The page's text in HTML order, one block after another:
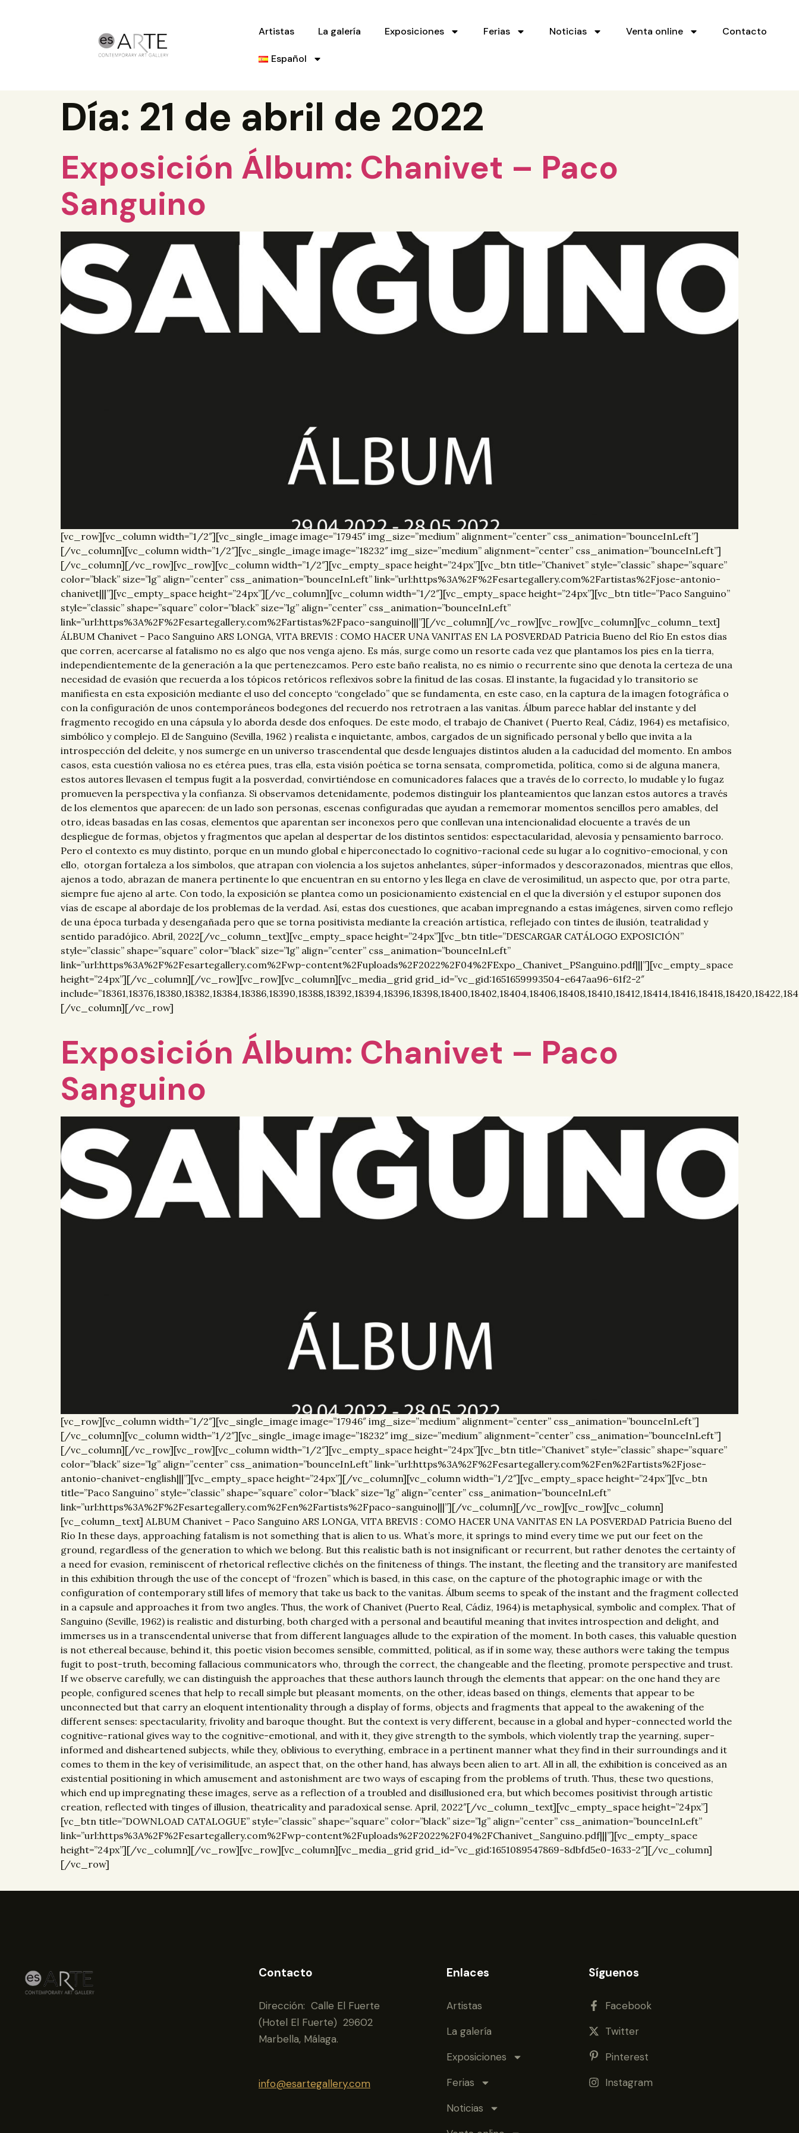
Artistas La galería Exposiciones Ferias Noticias Venta online Contacto
Español
Día: 21 de abril de 2022
Exposición Álbum: Chanivet – Paco
Sanguino
[vc_row][vc_column width=”1/2″][vc_single_image image=”17945″ img_size=”medium” alignment=”center” css_animation=”bounceInLeft”]
[/vc_column][vc_column width=”1/2″][vc_single_image image=”18232″ img_size=”medium” alignment=”center” css_animation=”bounceInLeft”]
[/vc_column][/vc_row][vc_row][vc_column width=”1/2″][vc_empty_space height=”24px”][vc_btn title=”Chanivet” style=”classic” shape=”square”
color=”black” size=”lg” align=”center” css_animation=”bounceInLeft” link=”url:https%3A%2F%2Fesartegallery.com%2Fartistas%2Fjose-antonio-
chanivet|||”][vc_empty_space height=”24px”][/vc_column][vc_column width=”1/2″][vc_empty_space height=”24px”][vc_btn title=”Paco Sanguino”
style=”classic” shape=”square” color=”black” size=”lg” align=”center” css_animation=”bounceInLeft”
link=”url:https%3A%2F%2Fesartegallery.com%2Fartistas%2Fpaco-sanguino|||”][/vc_column][/vc_row][vc_row][vc_column][vc_column_text]
ÁLBUM Chanivet – Paco Sanguino ARS LONGA, VITA BREVIS : COMO HACER UNA VANITAS EN LA POSVERDAD Patricia Bueno del Río En estos días
que corren, acercarse al fatalismo no es algo que nos venga ajeno. Es más, surge como un resorte cada vez que plantamos los pies en la tierra,
independientemente de la generación a la que pertenezcamos. Pero este baño realista, no es nimio o recurrente sino que denota la certeza de una
necesidad de evasión que recuerda a los tópicos retóricos reflexivos sobre la finitud de las cosas. El instante, la fugacidad y lo transitorio se
manifiesta en esta exposición mediante el uso del concepto “congelado” que se fundamenta, en este caso, en la captura de la imagen fotográfica o
con la configuración de unos contemporáneos bodegones del recuerdo nos retrotraen a las vanitas. Álbum parece hablar del instante y del
fragmento recogido en una cápsula y lo aborda desde dos enfoques. De este modo, el trabajo de Chanivet ( Puerto Real, Cádiz, 1964) es metafísico,
simbólico y complejo. El de Sanguino (Sevilla, 1962 ) realista e inquietante, ambos, cargados de un significado personal y bello que invita a la
introspección del deleite, y nos sumerge en un universo trascendental que desde lenguajes distintos aluden a la caducidad del momento. En ambos
casos, esta cuestión valiosa no es etérea pues, tras ella, esta visión poética se torna sensata, comprometida, política, como si de alguna manera,
estos autores llevasen el tempus fugit a la posverdad, convirtiéndose en comunicadores falaces que a través de lo correcto, lo mudable y lo fugaz
promueven la perspectiva y la confianza. Si observamos detenidamente, podemos distinguir los planteamientos que lanzan estos autores a través
de los elementos que aparecen: de un lado son personas, escenas configuradas que ayudan a rememorar momentos sencillos pero amables, del
otro, ideas basadas en las cosas, elementos que aparentan ser inconexos pero que conllevan una intencionalidad elocuente a través de un
despliegue de formas, objetos y fragmentos que apelan al despertar de los distintos sentidos: espectacularidad, alevosía y pensamiento barroco.
Pero el contexto es muy distinto, porque en un mundo global e hiperconectado lo cognitivo-racional cede su lugar a lo cognitivo-emocional, y con
ello, otorgan fortaleza a los símbolos, que atrapan con violencia a los sujetos anhelantes, súper-informados y descorazonados, mientras que ellos,
ajenos a todo, abrazan de manera pertinente lo que encuentran en su entorno y les llega en clave de verosimilitud, un aspecto que, por otra parte,
siempre fue ajeno al arte. Con todo, la exposición se plantea como un posicionamiento existencial en el que la diversión y el estupor suponen dos
vías de escape al abordaje de los problemas de la verdad. Así, estas dos cuestiones, que acaban impregnando a estas imágenes, sirven como reflejo
de una época turbada y desengañada pero que se torna positivista mediante la creación artística, reflejado con tintes de ilusión, teatralidad y
sentido paradójico. Abril, 2022[/vc_column_text][vc_empty_space height=”24px”][vc_btn title=”DESCARGAR CATÁLOGO EXPOSICIÓN”
style=”classic” shape=”square” color=”black” size=”lg” align=”center” css_animation=”bounceInLeft”
link=”url:https%3A%2F%2Fesartegallery.com%2Fwp-content%2Fuploads%2F2022%2F04%2FExpo_Chanivet_PSanguino.pdf|||”][vc_empty_space
height=”24px”][/vc_column][/vc_row][vc_row][vc_column][vc_media_grid grid_id=”vc_gid:1651659993504-e647aa96-61f2-2″
[/vc_column][/vc_row]
Exposición Álbum: Chanivet – Paco
Sanguino
[vc_row][vc_column width=”1/2″][vc_single_image image=”17946″ img_size=”medium” alignment=”center” css_animation=”bounceInLeft”]
[/vc_column][vc_column width=”1/2″][vc_single_image image=”18232″ img_size=”medium” alignment=”center” css_animation=”bounceInLeft”]
[/vc_column][/vc_row][vc_row][vc_column width=”1/2″][vc_empty_space height=”24px”][vc_btn title=”Chanivet” style=”classic” shape=”square”
color=”black” size=”lg” align=”center” css_animation=”bounceInLeft” link=”url:https%3A%2F%2Fesartegallery.com%2Fen%2Fartists%2Fjose-
antonio-chanivet-english|||”][vc_empty_space height=”24px”][/vc_column][vc_column width=”1/2″][vc_empty_space height=”24px”][vc_btn
title=”Paco Sanguino” style=”classic” shape=”square” color=”black” size=”lg” align=”center” css_animation=”bounceInLeft”
link=”url:https%3A%2F%2Fesartegallery.com%2Fen%2Fartists%2Fpaco-sanguino|||”][/vc_column][/vc_row][vc_row][vc_column]
[vc_column_text] ALBUM Chanivet – Paco Sanguino ARS LONGA, VITA BREVIS : COMO HACER UNA VANITAS EN LA POSVERDAD Patricia Bueno del
Río In these days, approaching fatalism is not something that is alien to us. What’s more, it springs to mind every time we put our feet on the
ground, regardless of the generation to which we belong. But this realistic bath is not insignificant or recurrent, but rather denotes the certainty of
a need for evasion, reminiscent of rhetorical reflective clichés on the finiteness of things. The instant, the fleeting and the transitory are manifested
in this exhibition through the use of the concept of “frozen” which is based, in this case, on the capture of the photographic image or with the
configuration of contemporary still lifes of memory that take us back to the vanitas. Álbum seems to speak of the instant and the fragment collected
in a capsule and approaches it from two angles. Thus, the work of Chanivet (Puerto Real, Cádiz, 1964) is metaphysical, symbolic and complex. That of
Sanguino (Seville, 1962) is realistic and disturbing, both charged with a personal and beautiful meaning that invites introspection and delight, and
immerses us in a transcendental universe that from different languages allude to the expiration of the moment. In both cases, this valuable question
is not ethereal because, behind it, this poetic vision becomes sensible, committed, political, as if in some way, these authors were taking the tempus
fugit to post-truth, becoming fallacious communicators who, through the correct, the changeable and the fleeting, promote perspective and trust.
If we observe carefully, we can distinguish the approaches that these authors launch through the elements that appear: on the one hand they are
people, configured scenes that help to recall simple but pleasant moments, on the other, ideas based on things, elements that appear to be
unconnected but that carry an eloquent intentionality through a display of forms, objects and fragments that appeal to the awakening of the
different senses: spectacularity, frivolity and baroque thought. But the context is very different, because in a global and hyper-connected world the
cognitive-rational gives way to the cognitive-emotional, and with it, they give strength to the symbols, which violently trap the yearning, super-
informed and disheartened subjects, while they, oblivious to everything, embrace in a pertinent manner what they find in their surroundings and it
comes to them in the key of verisimilitude, an aspect that, on the other hand, has always been alien to art. All in all, the exhibition is conceived as an
existential positioning in which amusement and astonishment are two ways of escaping from the problems of truth. Thus, these two questions,
which end up impregnating these images, serve as a reflection of a troubled and disillusioned era, but which becomes positivist through artistic
creation, reflected with tinges of illusion, theatricality and paradoxical sense. April, 2022″[/vc_column_text][vc_empty_space height=”24px”]
[vc_btn title=”DOWNLOAD CATALOGUE” style=”classic” shape=”square” color=”black” size=”lg” align=”center” css_animation=”bounceInLeft”
link=”url:https%3A%2F%2Fesartegallery.com%2Fwp-content%2Fuploads%2F2022%2F04%2FChanivet_Sanguino.pdf|||”][vc_empty_space
height=”24px”][/vc_column][/vc_row][vc_row][vc_column][vc_media_grid grid_id=”vc_gid:1651089547869-8dbfd5e0-1633-2″][/vc_column]
[/vc_row]
Contacto
Dirección: Calle El Fuerte
(Hotel El Fuerte) 29602
Marbella, Málaga.
info@esartegallery.com
Enlaces
Artistas
La galería
Exposiciones
Ferias
Noticias
Síguenos
Facebook
Twitter
Pinterest
Instagram